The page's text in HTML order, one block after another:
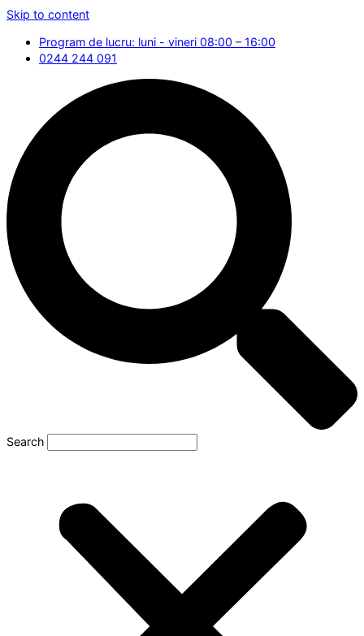
Skip to content
Program de lucru: luni - vineri 08:00 – 16:00
0244 244 091
Search